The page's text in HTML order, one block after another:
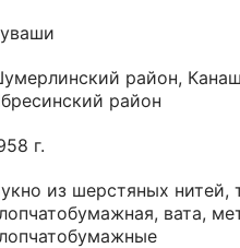
район,
район
г.
из шерстяных нитей,
вата,